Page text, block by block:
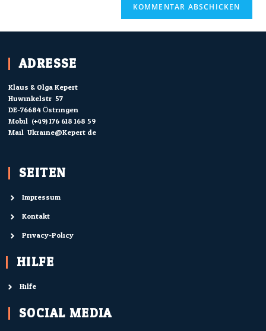
ADRESSE
Klaus & Olga Kepert
Huwinkelstr. 57
DE-76684 Östringen
Mobil: (+49) 176 618 168 59
Mail: Ukraine@Kepert.de
SEITEN
Impressum
Kontakt
Privacy-Policy
HILFE
Hilfe
SOCIAL MEDIA